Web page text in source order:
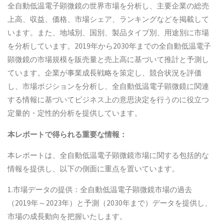
全自動低温電子顕微鏡の世界市場を分析し、主要企業の総売
上高、収益、価格、市場シェア、ランキングなどを掲載して
います。また、地域別、国別、製品タイプ別、用途別に市場
を分析しています。2019年から2030年までの全自動低温電子
顕微鏡の市場規模を販売量と売上高に基づいて推計と予測し
ています。企業が事業成長戦略を策定し、競合状況を評価
し、市場ポジションを分析し、全自動低温電子顕微鏡に関連
する情報に基づいてビジネス上の意思決定を行うのに役立つ
定量的・定性的分析を提供しています。
本レポートで得られる重要な情報：
本レポートは、全自動低温電子顕微鏡市場に関する包括的な
情報を提供し、以下の側面に重点を置いています。
1.市場データの提供：全自動低温電子顕微鏡市場の過去
（2019年～2023年）と予測（2030年まで）データを提供し、
市場の成長動向を把握いたします。